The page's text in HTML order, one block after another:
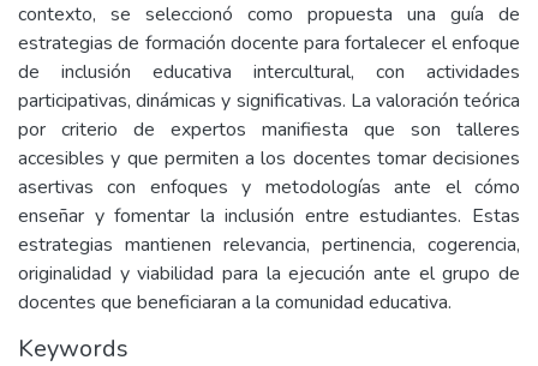
contexto, se seleccionó como propuesta una guía de
estrategias de formación docente para fortalecer el enfoque
de inclusión educativa intercultural, con actividades
participativas, dinámicas y significativas. La valoración teórica
por criterio de expertos manifiesta que son talleres
accesibles y que permiten a los docentes tomar decisiones
asertivas con enfoques y metodologías ante el cómo
enseñar y fomentar la inclusión entre estudiantes. Estas
estrategias mantienen relevancia, pertinencia, cogerencia,
originalidad y viabilidad para la ejecución ante el grupo de
docentes que beneficiaran a la comunidad educativa.
Keywords